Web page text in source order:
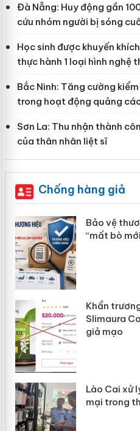
Đà Nẵng: Huy động gần
cứu nhóm người bị sóng
Học sinh được khuyến
thực hành 1 loại hình nghệ
Bắc Ninh: Tăng cường
trong hoạt động quảng
Sơn La: Thu nhận thành
của thân nhân liệt sĩ
Chống hàng giả
Bảo vệ
“mất bò
Khẩn
Slimaura
giả mạo
Lào Cai xử
mại trong